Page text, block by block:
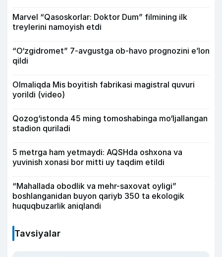
Marvel “Qasoskorlar: Doktor Dum” filmining ilk
treylerini namoyish etdi
“O‘zgidromet” 7-avgustga ob-havo prognozini e’lon
qildi
Olmaliqda Mis boyitish fabrikasi magistral quvuri
yorildi (video)
Qozog‘istonda 45 ming tomoshabinga mo‘ljallangan
stadion quriladi
5 metrga ham yetmaydi: AQSHda oshxona va
yuvinish xonasi bor mitti uy taqdim etildi
“Mahallada obodlik va mehr-saxovat oyligi”
boshlanganidan buyon qariyb 350 ta ekologik
huquqbuzarlik aniqlandi
Tavsiyalar